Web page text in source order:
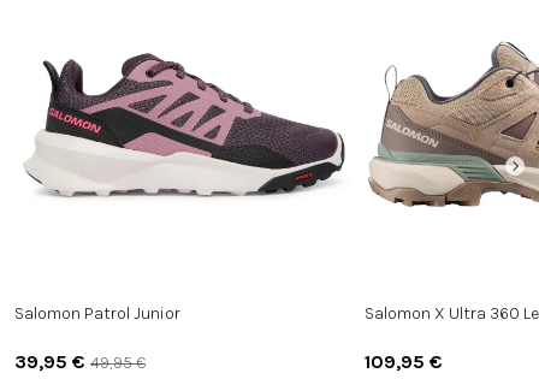
Salomon Patrol Junior
39,95 € 49,95 €
Salomon X Ultra 360
109,95 €